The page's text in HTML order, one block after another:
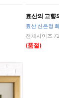
효산의 고향
효산 신은정
전체사이즈
(품절)